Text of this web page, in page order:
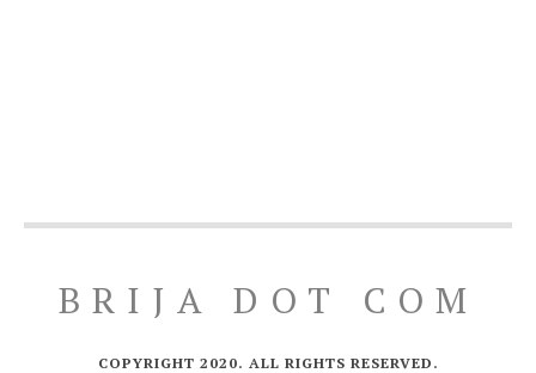
BRIJA DOT COM
COPYRIGHT 2020. ALL RIGHTS RESERVED.